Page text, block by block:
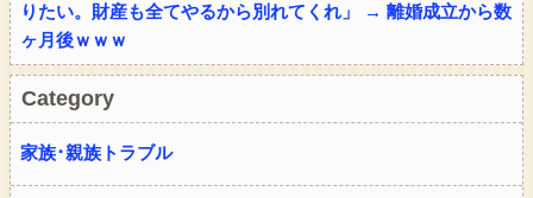
りたい。財産も全てやるから別れてくれ」 → 離婚成立から数
ヶ月後ｗｗｗ
Category
家族･親族トラブル